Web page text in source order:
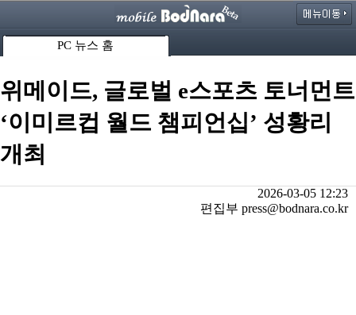
PC 뉴스 홈
위메이드, 글로벌 e스포츠 토너먼트
‘이미르컵 월드 챔피언십’ 성황리
개최
2026-03-05 12:23
편집부 press@bodnara.co.kr